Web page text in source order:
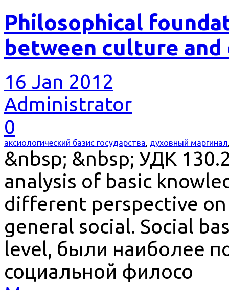
Philosophical
between culture and
16 Jan 2012
Administrator
0
аксиологический базис государства, духовный маргинал
&nbsp; &nbsp; УДК
analysis of basic
different perspective
general social. Social
level, были наиболее
социальной филосо